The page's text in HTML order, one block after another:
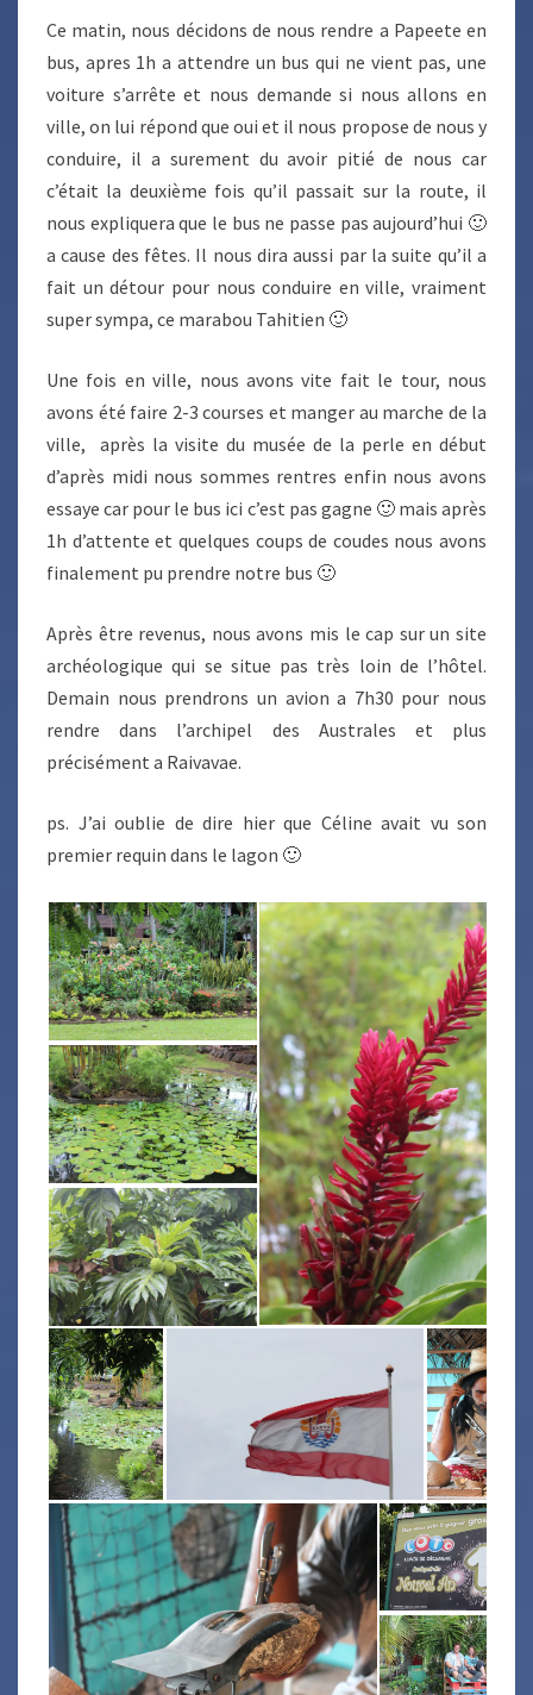
Ce matin, nous décidons de nous rendre a Papeete en
bus, apres 1h a attendre un bus qui ne vient pas, une
voiture s’arrête et nous demande si nous allons en
ville, on lui répond que oui et il nous propose de nous y
conduire, il a surement du avoir pitié de nous car
c’était la deuxième fois qu’il passait sur la route, il
nous expliquera que le bus ne passe pas aujourd’hui 🙂
a cause des fêtes. Il nous dira aussi par la suite qu’il a
fait un détour pour nous conduire en ville, vraiment
super sympa, ce marabou Tahitien 🙂
Une fois en ville, nous avons vite fait le tour, nous
avons été faire 2-3 courses et manger au marche de la
ville, après la visite du musée de la perle en début
d’après midi nous sommes rentres enfin nous avons
essaye car pour le bus ici c’est pas gagne 🙂 mais après
1h d’attente et quelques coups de coudes nous avons
finalement pu prendre notre bus 🙂
Après être revenus, nous avons mis le cap sur un site
archéologique qui se situe pas très loin de l’hôtel.
Demain nous prendrons un avion a 7h30 pour nous
rendre dans l’archipel des Australes et plus
précisément a Raivavae.
ps. J’ai oublie de dire hier que Céline avait vu son
premier requin dans le lagon 🙂